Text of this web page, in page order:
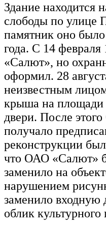
Здание находится
слободы по улице
памятник оно
года. С 14
«Салют», но
оформил. 28
неизвестным
крыша на площади
двери. После
получало
реконструкции
что ОАО «Салют»
заменило на
нарушением
заменило входную
облик